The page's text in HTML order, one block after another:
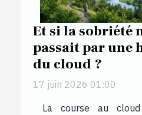
Et si la sobriété
passait par une
du cloud ?
17 juin 2026 01:00
La course au